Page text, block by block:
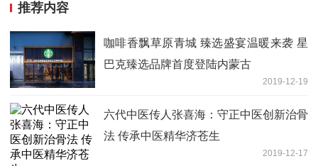
推荐内容
咖啡香飘草原青城 臻选盛宴温暖来袭 星
巴克臻选品牌首度登陆内蒙古
2019-12-19
六代中医传人张喜海：守正中医创新治骨
法 传承中医精华济苍生
2019-12-17